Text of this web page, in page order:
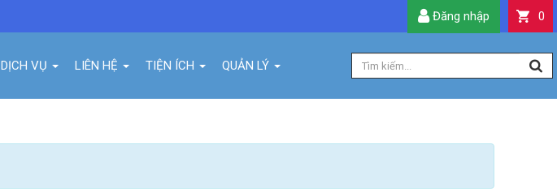
DỊCH VỤ LIÊN HỆ TIỆN ÍCH QUẢN LÝ
0
Đăng nhập